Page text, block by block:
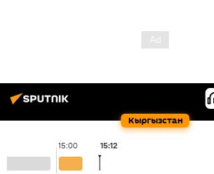
Кыргызстан
15:00 15:12